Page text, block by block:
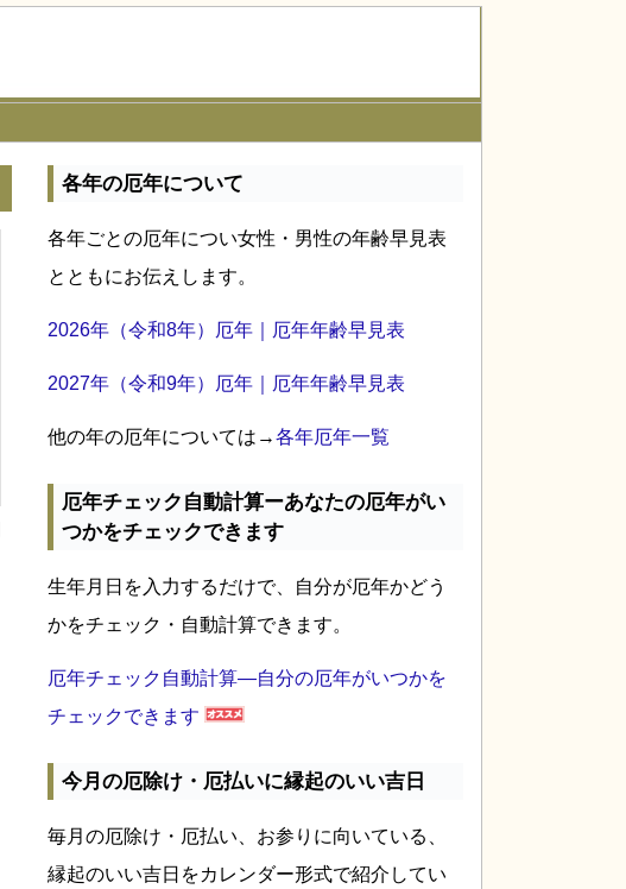
各年の厄年について
各年ごとの厄年につい女性・男性の年齢早見表
とともにお伝えします。
2026年（令和8年）厄年｜厄年年齢早見表
2027年（令和9年）厄年｜厄年年齢早見表
他の年の厄年については→各年厄年一覧
厄年チェック自動計算ーあなたの厄年がい
つかをチェックできます
生年月日を入力するだけで、自分が厄年かどう
かをチェック・自動計算できます。
厄年チェック自動計算―自分の厄年がいつかを
チェックできます
今月の厄除け・厄払いに縁起のいい吉日
毎月の厄除け・厄払い、お参りに向いている、
縁起のいい吉日をカレンダー形式で紹介してい